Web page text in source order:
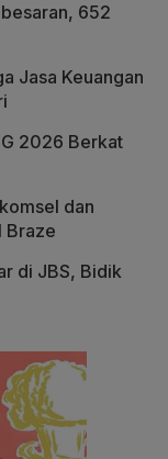
652
Jasa Keuangan
2026 Berkat
dan
Braze
di JBS, Bidik